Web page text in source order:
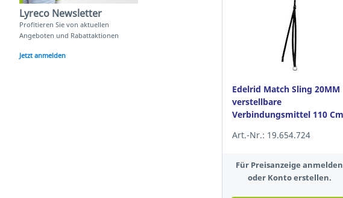
Lyreco Newsletter
Profitieren Sie von aktuellen
Angeboten und Rabattaktionen
Jetzt anmelden
Edelrid Match Sling 20MM
verstellbare
Verbindungsmittel 110 Cm
Art.-Nr.: 19.654.724
Für Preisanzeige anmelden
oder Konto erstellen.